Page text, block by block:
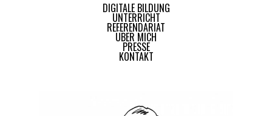
DIGITALE BILDUNG
UNTERRICHT
REFERENDARIAT
ÜBER MICH
PRESSE
KONTAKT